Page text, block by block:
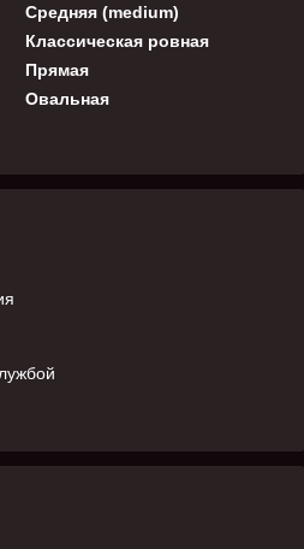
Средняя (medium)
Классическая ровная
Прямая
Овальная